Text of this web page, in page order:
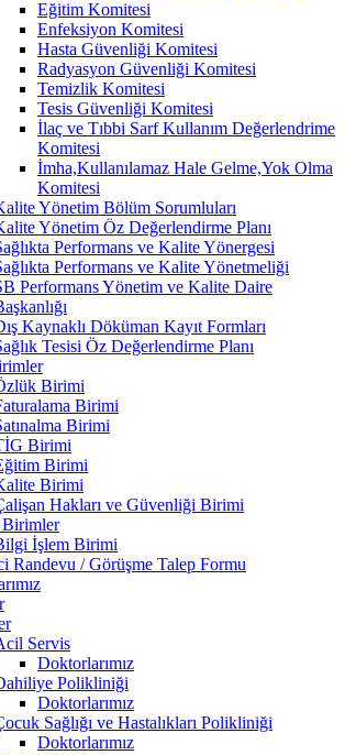
Eğitim Komitesi
Enfeksiyon Komitesi
Hasta Güvenliği Komitesi
Radyasyon Güvenliği Komitesi
Temizlik Komitesi
Tesis Güvenliği Komitesi
İlaç ve Tıbbi Sarf Kullanım Değerlendrime
Komitesi
İmha,Kullanılamaz Hale Gelme,Yok Olma
Komitesi
Yönetim Bölüm Sorumluları
Yönetim Öz Değerlendirme Planı
Performans ve Kalite Yönergesi
Performans ve Kalite Yönetmeliği
Performans Yönetim ve Kalite Daire
Kaynaklı Döküman Kayıt Formları
Tesisi Öz Değerlendirme Planı
Birimi
Birimi
Birimi
Birimi
Birimi
Birimi
Hakları ve Güvenliği Birimi
İşlem Birimi
Randevu / Görüşme Talep Formu
Servis
Doktorlarımız
Polikliniği
Doktorlarımız
Sağlığı ve Hastalıkları Polikliniği
Doktorlarımız